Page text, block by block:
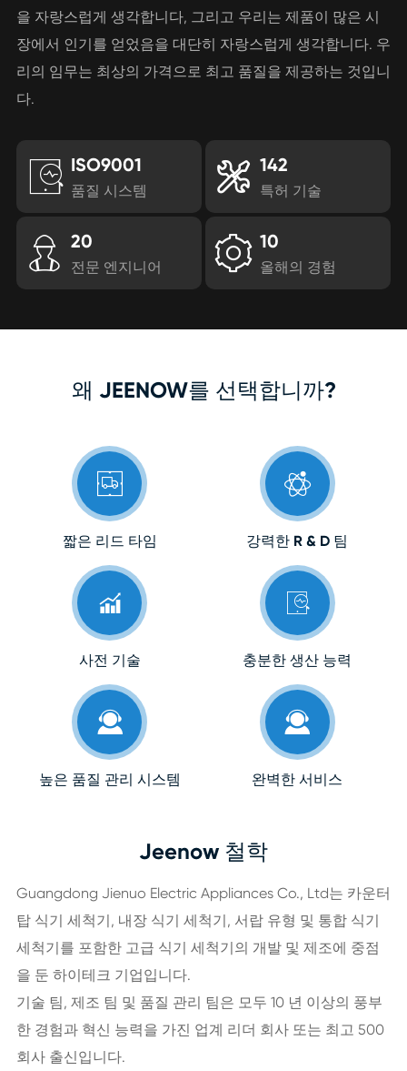
을 자랑스럽게 생각합니다, 그리고 우리는 제품이 많은 시
장에서 인기를 얻었음을 대단히 자랑스럽게 생각합니다. 우
리의 임무는 최상의 가격으로 최고 품질을 제공하는 것입니
다.
 ISO9001
품질 시스템  142
특허 기술
 20
전문 엔지니어  10
올해의 경험
왜 JEENOW를 선택합니까?

짧은 리드 타임

강력한 R & D 팀

사전 기술

충분한 생산 능력

높은 품질 관리 시스템

완벽한 서비스
Jeenow 철학
Guangdong Jienuo Electric Appliances Co., Ltd는 카운터
탑 식기 세척기, 내장 식기 세척기, 서랍 유형 및 통합 식기
세척기를 포함한 고급 식기 세척기의 개발 및 제조에 중점
을 둔 하이테크 기업입니다.
기술 팀, 제조 팀 및 품질 관리 팀은 모두 10 년 이상의 풍부
한 경험과 혁신 능력을 가진 업계 리더 회사 또는 최고 500
회사 출신입니다.